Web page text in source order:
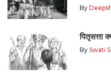
By
पितृसत्ता
By Swati